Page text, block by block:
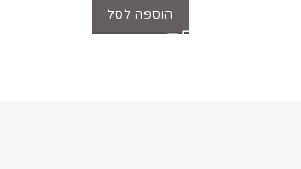
הוספה לסל